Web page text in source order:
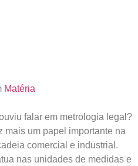
Matéria
falar em metrologia legal?
mais um papel importante na
comercial e industrial.
nas unidades de medidas e